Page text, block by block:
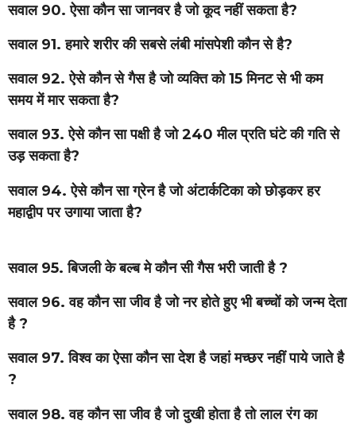
सवाल 90. ऐसा कौन सा जानवर है जो कूद नहीं सकता है?
सवाल 91. हमारे शरीर की सबसे लंबी मांसपेशी कौन से है?
सवाल 92. ऐसे कौन से गैस है जो व्यक्ति को 15 मिनट से भी कम
समय में मार सकता है?
सवाल 93. ऐसे कौन सा पक्षी है जो 240 मील प्रति घंटे की गति से
उड़ सकता है?
सवाल 94. ऐसे कौन सा ग्रेन है जो अंटार्कटिका को छोड़कर हर
महाद्वीप पर उगाया जाता है?
सवाल 95. बिजली के बल्ब मे कौन सी गैस भरी जाती है ?
सवाल 96. वह कौन सा जीव है जो नर होते हुए भी बच्चों को जन्म देता
है ?
सवाल 97. विश्व का ऐसा कौन सा देश है जहां मच्छर नहीं पाये जाते है
?
सवाल 98. वह कौन सा जीव है जो दुखी होता है तो लाल रंग का